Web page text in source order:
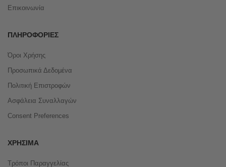
Επικοινωνία
ΠΛΗΡΟΦΟΡΊΕΣ
Όροι Χρήσης
Προσωπικά Δεδομένα
Πολιτική Επιστροφών
Ασφάλεια Συναλλαγών
Consent Preferences
ΧΡΉΣΙΜΑ
Τρόποι Παραγγελίας